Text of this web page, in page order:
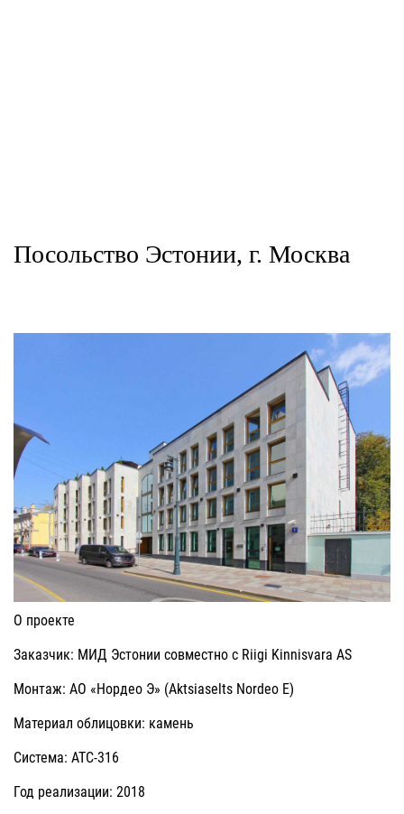
Посольство Эстонии, г. Москва
О проекте
Заказчик: МИД Эстонии совместно с Riigi Kinnisvara AS
Монтаж: АО «Нордео Э» (Aktsiaselts Nordeo E)
Материал облицовки: камень
Система: АТС-316
Год реализации: 2018